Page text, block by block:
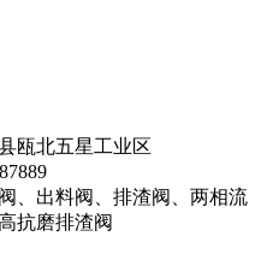
瓯北五星工业区
、出料阀、排渣阀、两相流
抗磨排渣阀